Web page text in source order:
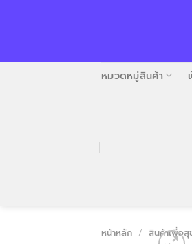
หมวดหมู่สินค้า
หน้าหลัก / สินค้าเพื่อ